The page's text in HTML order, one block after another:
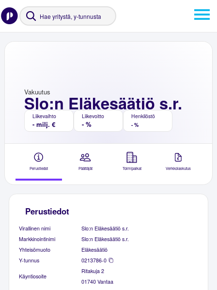
Slo:n Eläkesäätiö s.r.
Vakuutus
Liikevaihto
- milj. €
Liikevoitto
- %
Henkilöstö
- %
Perustiedot Päättäjät Toimipaikat Verkkolaskutus
Perustiedot
Virallinen nimi
Slo:n Eläkesäätiö s.r.
Markkinointinimi
Slo:n Eläkesäätiö s.r.
Yhteisömuoto
Eläkesäätiö
Y-tunnus
0213786-0
Käyntiosoite
Ritakuja 2
01740 Vantaa